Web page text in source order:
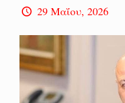
29 Μαΐου, 2026